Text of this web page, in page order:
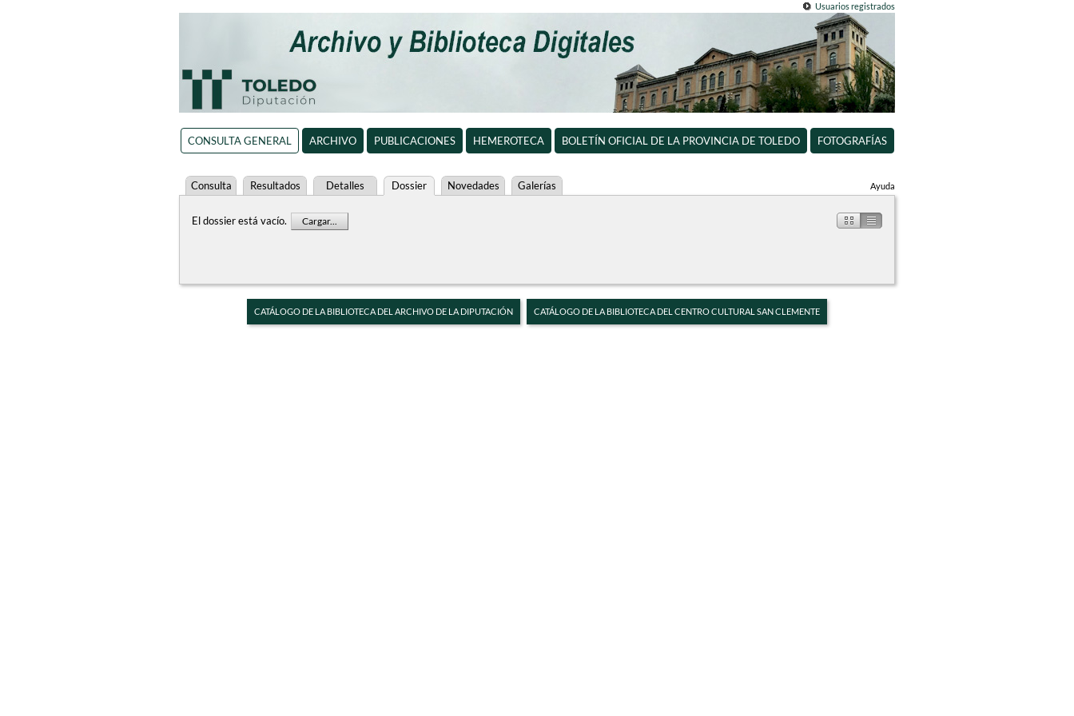
Usuarios registrados
CONSULTA GENERAL ARCHIVO PUBLICACIONES HEMEROTECA BOLETÍN OFICIAL DE LA PROVINCIA DE TOLEDO FOTOGRAFÍAS
Ayuda
Consulta Resultados Detalles Dossier Novedades Galerías
El dossier está vacío. Cargar...
CATÁLOGO DE LA BIBLIOTECA DEL ARCHIVO DE LA DIPUTACIÓN CATÁLOGO DE LA BIBLIOTECA DEL CENTRO CULTURAL SAN CLEMENTE